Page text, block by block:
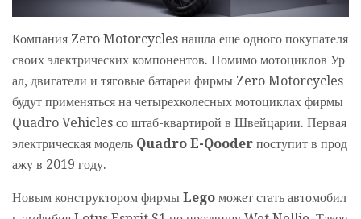
Компания Zero Motorcycles нашла еще одного покупателя
своих электрических компонентов. Помимо мотоциклов Ур
ал, двигатели и тяговые батареи фирмы Zero Motorcycles
будут применяться на четырехколесных мотоциклах фирмы
Quadro Vehicles со штаб-квартирой в Швейцарии. Первая
электрическая модель Quadro E-Qooder поступит в прод
ажу в 2019 году.
Новым конструктором фирмы Lego может стать автомобил